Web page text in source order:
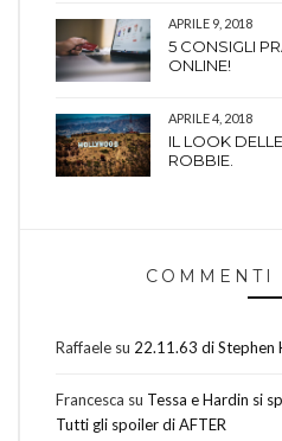
APRILE 9, 2018
5 CONSIGLI
ONLINE!
APRILE 4, 2018
IL LOOK
ROBBIE.
COMMENTI
Raffaele su 22.11.63 di Stephen
Francesca su Tessa e Hardin si
Tutti gli spoiler di AFTER